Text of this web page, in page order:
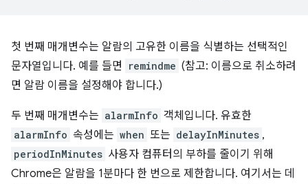
첫 번째 매개변수는 알람의 고유한 이름을 식별하는 선택적인
문자열입니다. 예를 들면
remindme (참고: 이름으로 취소하려
면 알람 이름을 설정해야 합니다.)
두 번째 매개변수는 alarmInfo 객체입니다. 유효한
alarmInfo 속성에는 when 또는 delayInMinutes ,
periodInMinutes 사용자 컴퓨터의 부하를 줄이기 위해
Chrome은 알람을 1분마다 한 번으로 제한합니다. 여기서는 데